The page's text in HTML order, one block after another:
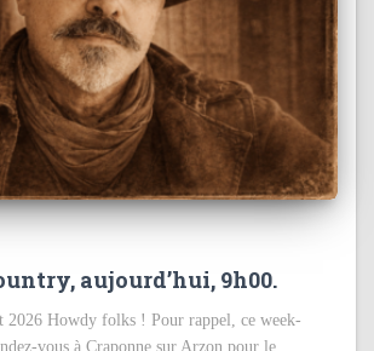
aujourd’hui, 9h00.
2026 Howdy folks ! Pour rappel, ce week-
vous à Craponne sur Arzon pour le